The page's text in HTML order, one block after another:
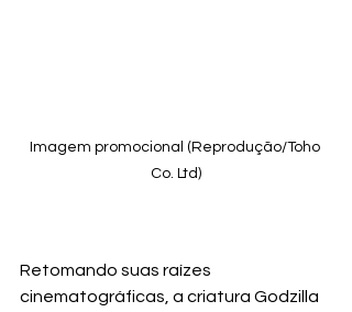
Imagem promocional (Reprodução/Toho
Co. Ltd)
Retomando suas raízes
cinematográficas, a criatura Godzilla